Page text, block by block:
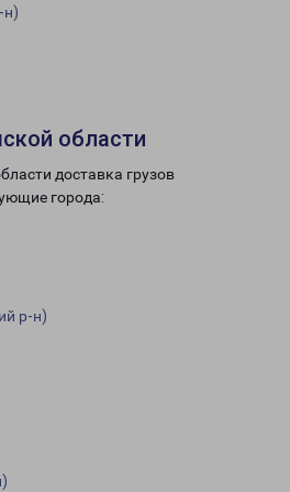
н)
области
доставка грузов
города:
р-н)